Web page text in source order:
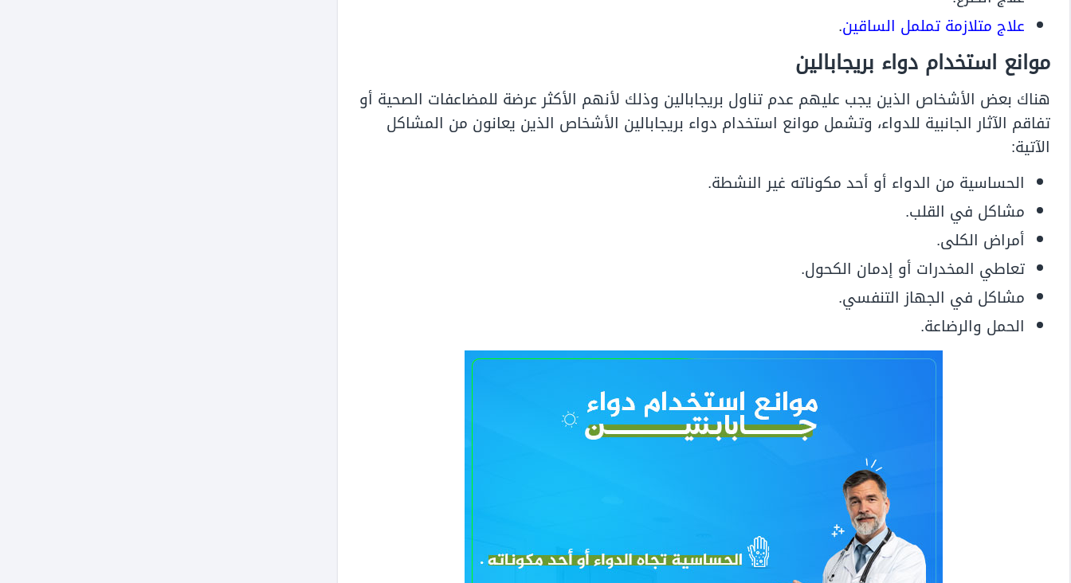
علاج متلازمة تململ الساقين.
موانع استخدام دواء بريجابالين
هناك بعض الأشخاص الذين يجب عليهم عدم تناول بريجابالين وذلك لأنهم الأكثر عرضة للمضاعفات الصحية أو
تفاقم الآثار الجانبية للدواء، وتشمل موانع استخدام دواء بريجابالين الأشخاص الذين يعانون من المشاكل
الآتية:
الحساسية من الدواء أو أحد مكوناته غير النشطة.
مشاكل في القلب.
أمراض الكلى.
تعاطي المخدرات أو إدمان الكحول.
مشاكل في الجهاز التنفسي.
الحمل والرضاعة.